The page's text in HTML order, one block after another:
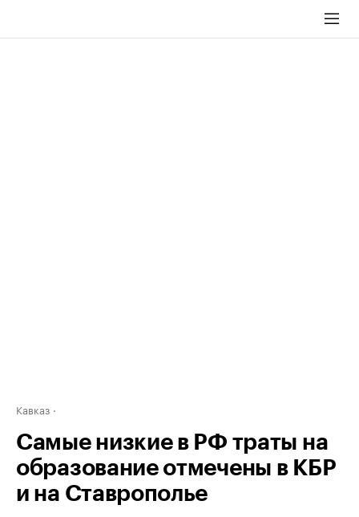
Кавказ
Самые низкие в РФ траты на
образование отмечены в КБР
и на Ставрополье